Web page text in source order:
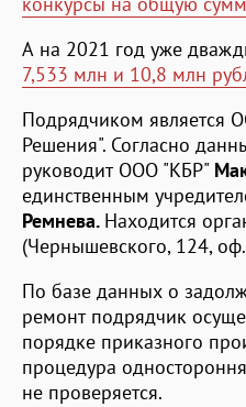
А на 2021 год уже
7,533 млн и 10,8 млн
Подрядчиком является
Решения". Согласно
руководит ООО "КБР"
единственным
Ремнева. Находится
(Чернышевского, 124,
По базе данных о
ремонт подрядчик
порядке приказного
процедура
не проверяется.